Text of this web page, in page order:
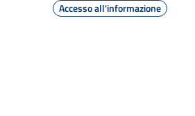
Accesso all'informazione